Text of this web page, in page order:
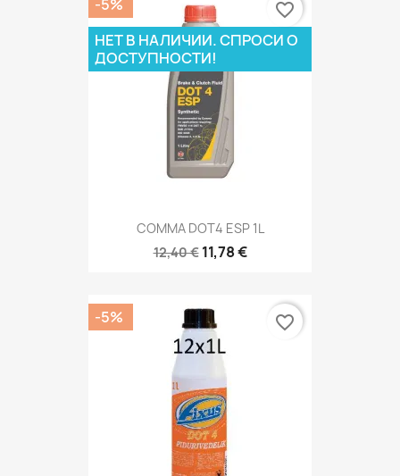
COMMA DOT4 ESP 1L
12,40 € 11,78 €
-5%
НЕТ В НАЛИЧИИ. СПРОСИ О
ДОСТУПНОСТИ!
favorite_border
-5% favorite_border